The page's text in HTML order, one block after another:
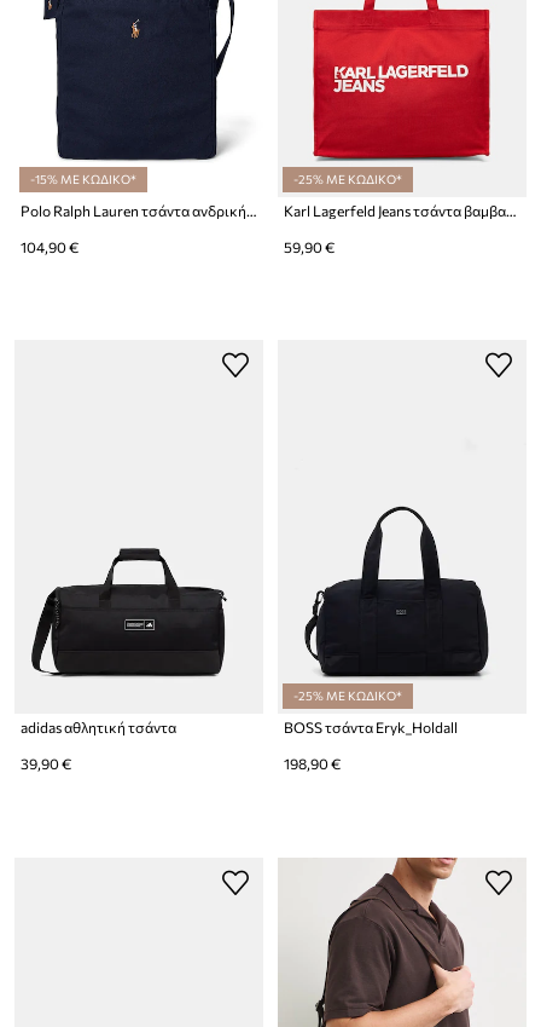
-15% ΜΕ ΚΩΔΙΚΟ*
Polo Ralph Lauren τσάντα ανδρική βαμβακερή
104,90 €
-25% ΜΕ ΚΩΔΙΚΟ*
Karl Lagerfeld Jeans τσάντα βαμβακερή
59,90 €
adidas αθλητική τσάντα
39,90 €
-25% ΜΕ ΚΩΔΙΚΟ*
BOSS τσάντα Eryk_Holdall
198,90 €